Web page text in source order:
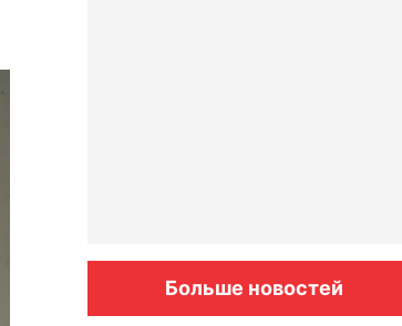
Больше новостей